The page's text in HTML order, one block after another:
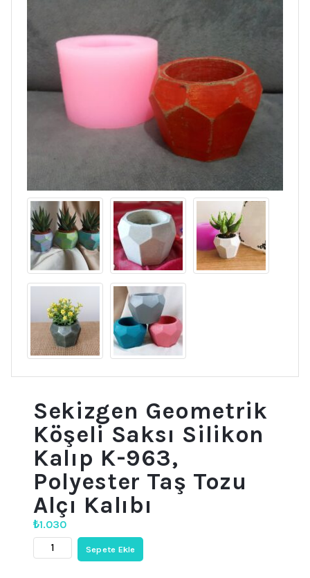
Sekizgen Geometrik
Köşeli Saksı Silikon
Kalıp K-963,
Polyester Taş Tozu
Alçı Kalıbı
₺1.030
Sekizgen
Geometrik
Sepete Ekle